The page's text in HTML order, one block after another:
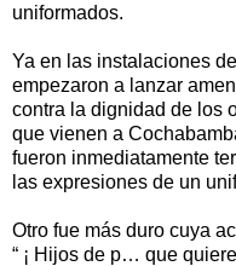
uniformados.
Ya en las instalaciones
empezaron a lanzar
contra la dignidad de los
que vienen a
fueron inmediatamente
las expresiones de un
Otro fue más duro cuya
“ ¡ Hijos de p… que